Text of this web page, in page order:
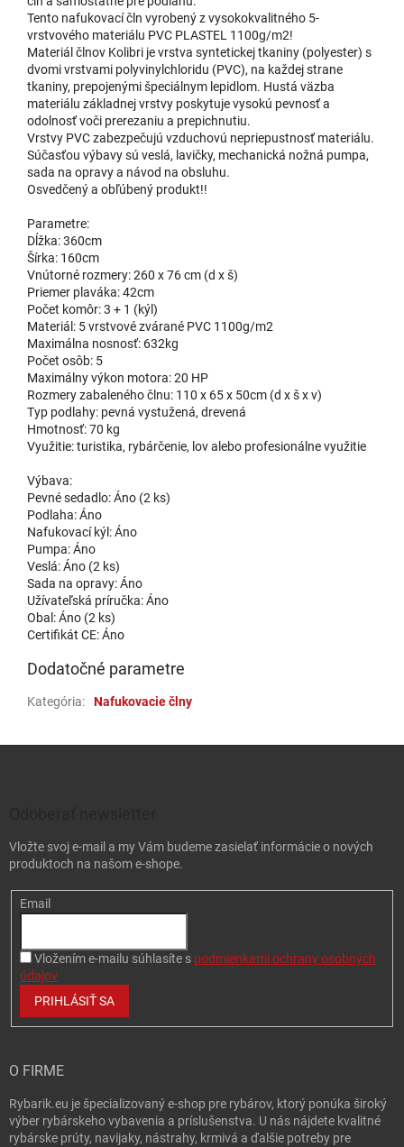
Tento nafukovací čln vyrobený z vysokokvalitného 5-
vrstvového materiálu PVC PLASTEL 1100g/m2!
Materiál člnov Kolibri je vrstva syntetickej tkaniny (polyester) s
dvomi vrstvami polyvinylchloridu (PVC), na každej strane
tkaniny, prepojenými špeciálnym lepidlom. Hustá väzba
materiálu základnej vrstvy poskytuje vysokú pevnosť a
odolnosť voči prerezaniu a prepichnutiu.
Vrstvy PVC zabezpečujú vzduchovú nepriepustnosť materiálu.
Súčasťou výbavy sú veslá, lavičky, mechanická nožná pumpa,
sada na opravy a návod na obsluhu.
Osvedčený a obľúbený produkt!!
Parametre:
Dĺžka: 360cm
Šírka: 160cm
Vnútorné rozmery: 260 x 76 cm (d x š)
Priemer plaváka: 42cm
Počet komôr: 3 + 1 (kýl)
Materiál: 5 vrstvové zvárané PVC 1100g/m2
Maximálna nosnosť: 632kg
Počet osôb: 5
Maximálny výkon motora: 20 HP
Rozmery zabaleného člnu: 110 x 65 x 50cm (d x š x v)
Typ podlahy: pevná vystužená, drevená
Hmotnosť: 70 kg
Využitie: turistika, rybárčenie, lov alebo profesionálne využitie
Výbava:
Pevné sedadlo: Áno (2 ks)
Podlaha: Áno
Nafukovací kýl: Áno
Pumpa: Áno
Veslá: Áno (2 ks)
Sada na opravy: Áno
Užívateľská príručka: Áno
Obal: Áno (2 ks)
Certifikát CE: Áno
Dodatočné parametre
Kategória: Nafukovacie člny
Vložte svoj e-mail a my Vám budeme zasielať informácie o nových
produktoch na našom e-shope.
Email
Vložením e-mailu súhlasíte s podmienkami ochrany osobných
údajov
PRIHLÁSIŤ SA
O FIRME
Rybarik.eu je špecializovaný e-shop pre rybárov, ktorý ponúka široký
výber rybárskeho vybavenia a príslušenstva. U nás nájdete kvalitné
rybárske prúty, navijaky, nástrahy, krmivá a ďalšie potreby pre